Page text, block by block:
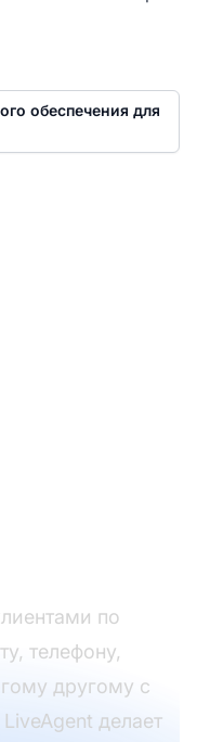
обеспечения для
по
телефону,
другому с
делает